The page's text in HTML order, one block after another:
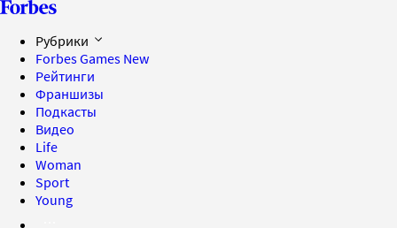
Рубрики
Forbes Games New
Рейтинги
Франшизы
Подкасты
Видео
Life
Woman
Sport
Young